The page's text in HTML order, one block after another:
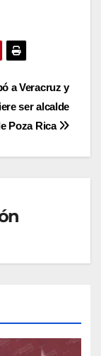
a Veracruz y
ser alcalde
Poza Rica